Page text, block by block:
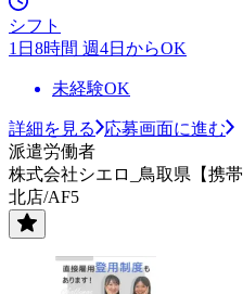
シフト
1日8時間 週4日からOK
未経験OK
詳細を見る
応募画面に進む
派遣労働者
株式会社シエロ_鳥取県【携
北店/AF5